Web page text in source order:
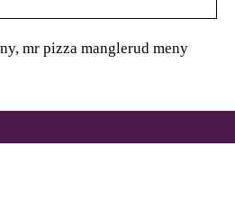
mr pizza manglerud meny